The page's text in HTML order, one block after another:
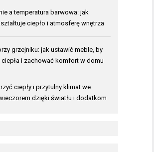
a temperatura barwowa: jak
ciepło i atmosferę wnętrza
grzejniku: jak ustawić meble, by
ciepła i zachować komfort w domu
ciepły i przytulny klimat we
dzięki światłu i dodatkom